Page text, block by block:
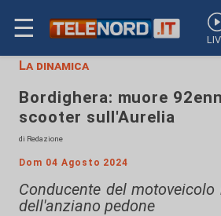
☰
La dinamica
Bordighera: muore
scooter sull'Aurelia
di Redazione
Dom 04 Agosto 2024
Conducente del
dell'anziano pedone